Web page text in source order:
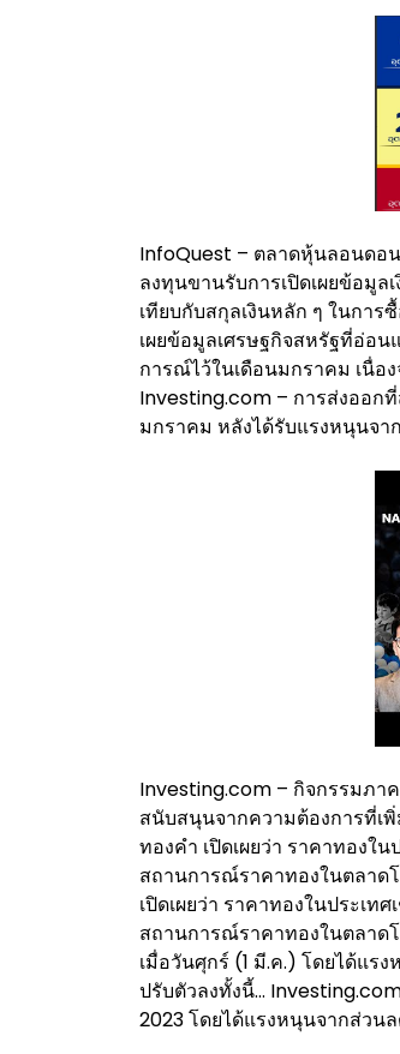
InfoQuest – ตลาดหุ้นลอนดอ
ลงทุนขานรับการเปิดเผยข้อมู
เทียบกับสกุลเงินหลัก ๆ ในการ
เผยข้อมูลเศรษฐกิจสหรัฐที่อ่อ
การณ์ไว้ในเดือนมกราคม เนื่อ
Investing.com – การส่งออก
มกราคม หลังได้รับแรงหนุนจา
Investing.com – กิจกรรมภา
สนับสนุนจากความต้องการที่เ
ทองคำ เปิดเผยว่า ราคาทองใ
สถานการณ์ราคาทองในตลาด
เปิดเผยว่า ราคาทองในประเ
สถานการณ์ราคาทองในตลา
เมื่อวันศุกร์ (1 มี.ค.) โดยได้แ
ปรับตัวลงทั้งนี้…
2023 โดยได้แรงหนุนจากส่วน